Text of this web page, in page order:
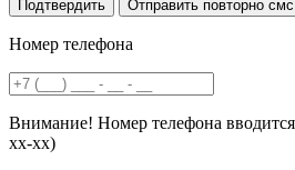
Номер телефона
Внимание! Номер телефона
хх-хх)